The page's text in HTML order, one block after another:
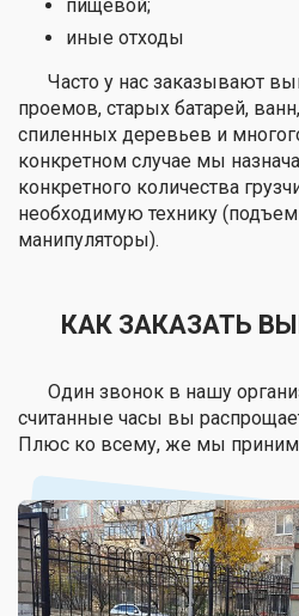
пищевой;
иные отходы
Часто у нас заказывают
проемов, старых батарей,
спиленных деревьев и
конкретном случае мы
конкретного количества
необходимую технику
манипуляторы).
КАК ЗАКАЗАТЬ
Один звонок в нашу
считанные часы вы
Плюс ко всему, же мы